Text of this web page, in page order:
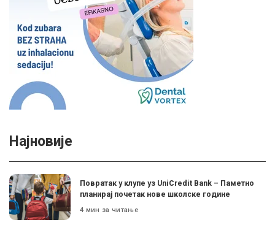
Најновије
Поврaтак у клупе уз UniCredit Bank – Паметно
планирај почетак нове школске године
4 мин за читање